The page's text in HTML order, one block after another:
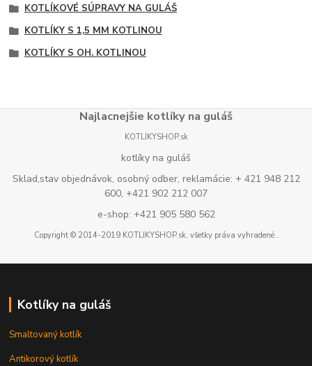
KOTLÍKOVÉ SÚPRAVY NA GULÁŠ
KOTLÍKY S 1,5 MM KOTLINOU
KOTLÍKY S OH. KOTLINOU
Najlacnejšie kotlíky na guláš
KOTLIKYSHOP.sk
kotlíky na guláš
Sklad,stav objednávok, osobný odber, reklamácie: + 421 948 212
600, +421 902 212 007
e-shop: +421 905 580 562
Copyright © 2014-2019 KOTLIKYSHOP.sk, všetky práva vyhradené..
Kotlíky na guláš
Smaltovaný kotlík
Antikorový kotlík